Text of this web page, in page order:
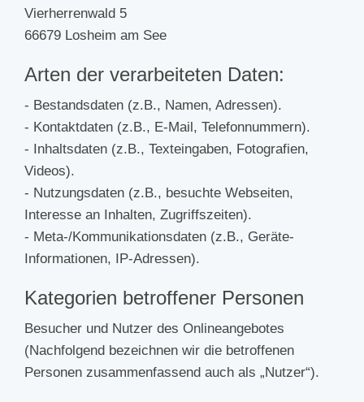
Vierherrenwald 5
66679 Losheim am See
Arten der verarbeiteten Daten:
- Bestandsdaten (z.B., Namen, Adressen).
- Kontaktdaten (z.B., E-Mail, Telefonnummern).
- Inhaltsdaten (z.B., Texteingaben, Fotografien,
Videos).
- Nutzungsdaten (z.B., besuchte Webseiten,
Interesse an Inhalten, Zugriffszeiten).
- Meta-/Kommunikationsdaten (z.B., Geräte-
Informationen, IP-Adressen).
Kategorien betroffener Personen
Besucher und Nutzer des Onlineangebotes
(Nachfolgend bezeichnen wir die betroffenen
Personen zusammenfassend auch als „Nutzer“).